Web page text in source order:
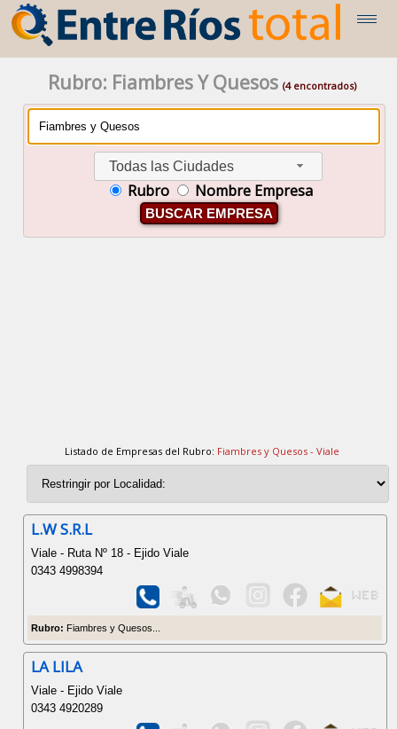
Rubro: Fiambres Y Quesos(4 encontrados)
Todas las Ciudades
Rubro Nombre Empresa
BUSCAR EMPRESA
Listado de Empresas del Rubro: Fiambres y Quesos - Viale
L.W S.R.L
Viale - Ruta Nº 18 - Ejido Viale
0343 4998394
Rubro: Fiambres y Quesos...
LA LILA
Viale - Ejido Viale
0343 4920289